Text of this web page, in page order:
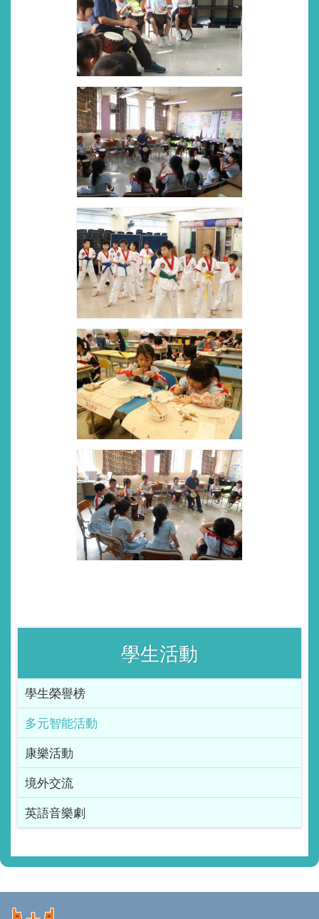
學生活動
學生榮譽榜
多元智能活動
康樂活動
境外交流
英語音樂劇